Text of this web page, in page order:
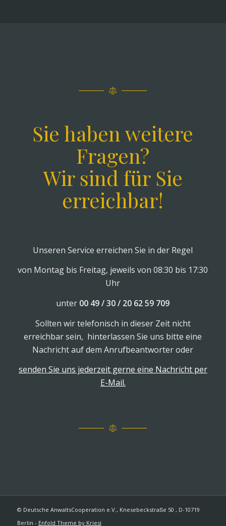
Sie haben weitere
Fragen?
Wir sind für Sie
erreichbar!
Unseren Service erreichen Sie in der Regel
von Montag bis Freitag, jeweils von 08:30 bis 17:30
Uhr
unter 00 49 / 30 / 20 62 59 709
Sollten wir telefonisch in dieser Zeit nicht
erreichbar sein, hinterlassen Sie uns bitte eine
Nachricht auf dem Anrufbeantworter oder
senden Sie uns jederzeit gerne eine Nachricht per
E-Mail.
© Deutsche AnwaltsCooperation e.V., Knesebeckstraße 50 , D-10719
Berlin - Enfold Theme by Kriesi